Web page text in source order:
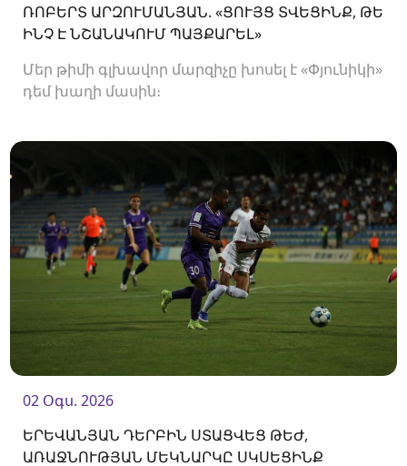
ՌՈԲԵՐՏ ԱՐԶՈՒՄԱՆՅԱՆ. «ՑՈՒՅՑ ՏՎԵՑԻՆՔ, ԹԵ
ԻՆՉ Է ՆՇԱՆԱԿՈՒՄ ՊԱՅՔԱՐԵԼ»
Մեր թիմի գլխավոր մարզիչը խոսել է «Փյունիկի»
դեմ խաղի մասին։
02 Օգս. 2026
ԵՐԵՎԱՆՅԱՆ ԴԵՐԲԻՆ ՍՏԱՑՎԵՑ ԹԵԺ,
ԱՌԱՋՆՈՒԹՅԱՆ ՄԵԿՆԱՐԿԸ ՍԿՍԵՑԻՆՔ